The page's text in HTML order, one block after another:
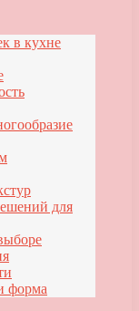
в кухне
для
форма